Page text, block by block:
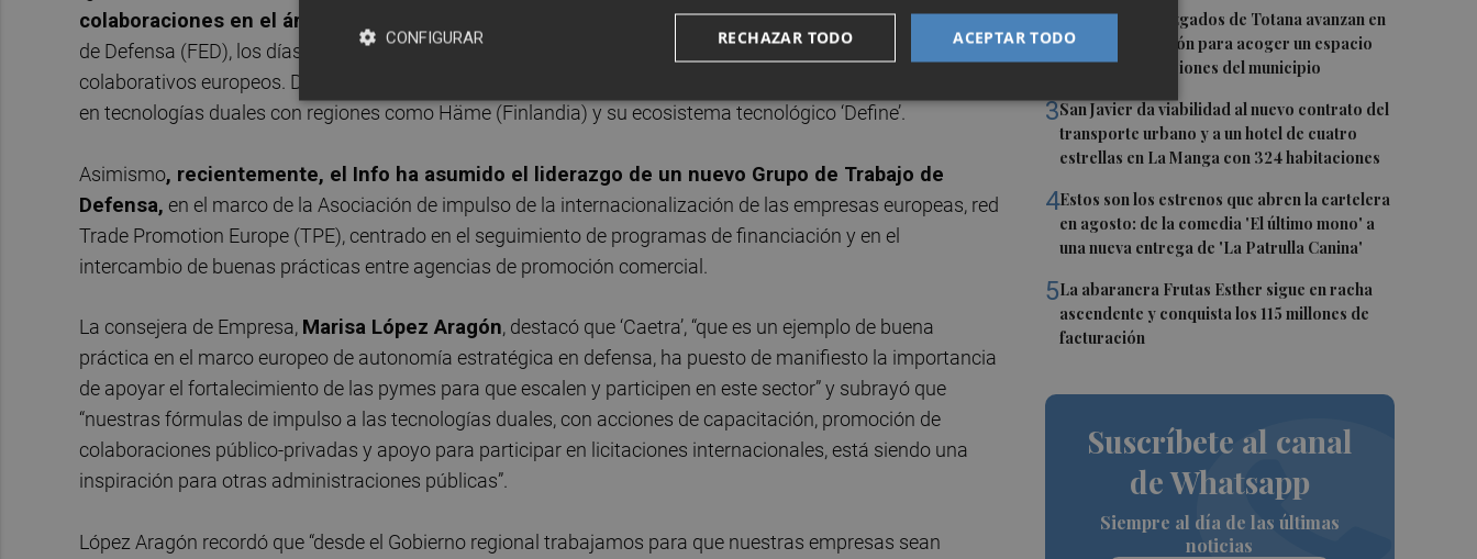
2Los antiguos Juzgados de Totana avanzan en
su transformación para acoger un espacio
para las asociaciones del municipio
3San Javier da viabilidad al nuevo contrato del
transporte urbano y a un hotel de cuatro
estrellas en La Manga con 324 habitaciones
4Estos son los estrenos que abren la cartelera
en agosto: de la comedia 'El último mono' a
una nueva entrega de 'La Patrulla Canina'
5La abaranera Frutas Esther sigue en racha
ascendente y conquista los 115 millones de
facturación
Suscríbete al canal
de Whatsapp
Siempre al día de las últimas
noticias
colaboraciones en el ámbito europeo
, entre las que destaca la asistencia al ‘Infoday’ del Fondo Europeo
de Defensa (FED), los días 3 y 4 de abril en Bruselas, un instrumento clave de financiación para proyectos
colaborativos europeos. Destacan, en este sentido, los contactos estratégicos para impulsar colaboraciones
en tecnologías duales con regiones como Häme (Finlandia) y su ecosistema tecnológico ‘Define’.
Asimismo, recientemente, el Info ha asumido el liderazgo de un nuevo Grupo de Trabajo de
Defensa, en el marco de la Asociación de impulso de la internacionalización de las empresas europeas, red
Trade Promotion Europe (TPE), centrado en el seguimiento de programas de financiación y en el
intercambio de buenas prácticas entre agencias de promoción comercial.
La consejera de Empresa, Marisa López Aragón, destacó que ‘Caetra’, “que es un ejemplo de buena
práctica en el marco europeo de autonomía estratégica en defensa, ha puesto de manifiesto la importancia
de apoyar el fortalecimiento de las pymes para que escalen y participen en este sector” y subrayó que
“nuestras fórmulas de impulso a las tecnologías duales, con acciones de capacitación, promoción de
colaboraciones público-privadas y apoyo para participar en licitaciones internacionales, está siendo una
inspiración para otras administraciones públicas”.
López Aragón recordó que “desde el Gobierno regional trabajamos para que nuestras empresas sean
ACEPTAR TODO
RECHAZAR TODO
CONFIGURAR